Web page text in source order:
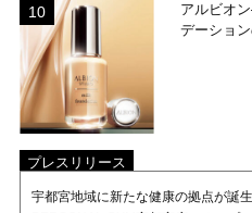
アルビオ
デーショ
プレスリリース
宇都宮地域に新たな健康の拠点が誕